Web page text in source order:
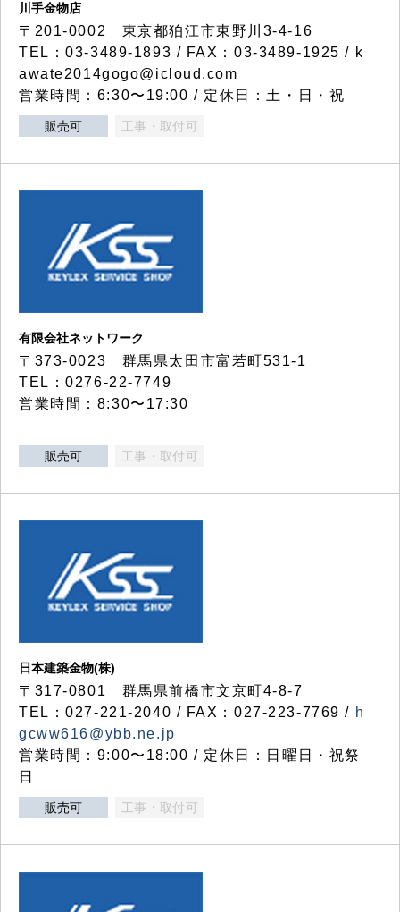
川手金物店
〒201-0002 東京都狛江市東野川3-4-16
TEL：03-3489-1893 / FAX：03-3489-1925 / k
awate2014gogo@icloud.com
営業時間：6:30〜19:00 / 定休日：土・日・祝
販売可 工事・取付可
有限会社ネットワーク
〒373-0023 群馬県太田市富若町531-1
TEL：0276-22-7749
営業時間：8:30〜17:30
販売可 工事・取付可
日本建築金物(株)
〒317‐0801 群馬県前橋市文京町4-8-7
TEL：027-221-2040 / FAX：027-223-7769 / h
gcww616@ybb.ne.jp
営業時間：9:00〜18:00 / 定休日：日曜日・祝祭
日
販売可 工事・取付可